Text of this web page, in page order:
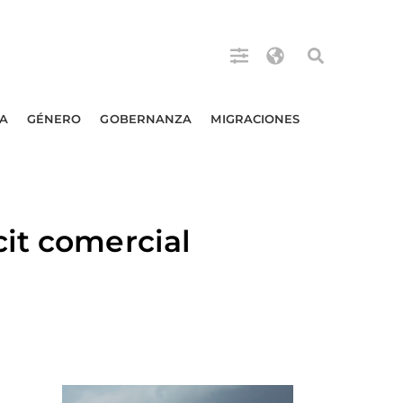
GÉNERO GOBERNANZA MIGRACIONES
comercial